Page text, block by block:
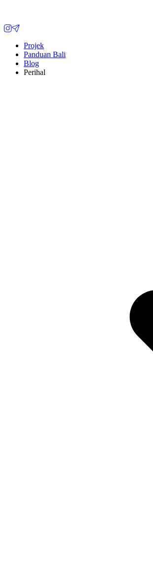
Projek
Panduan Bali
Blog
Perihal